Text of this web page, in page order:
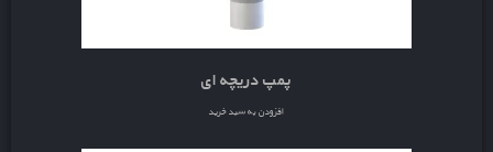
پمپ دریچه ای
افزودن به سبد خرید